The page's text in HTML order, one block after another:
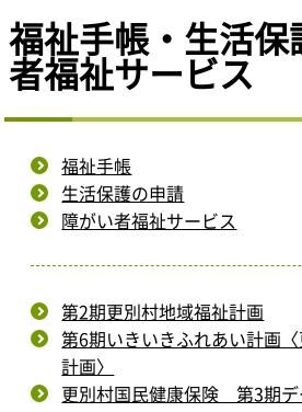
福祉手帳・生活保
者福祉サービス
福祉手帳
生活保護の申請
障がい者福祉サービス
第2期更別村地域福祉計画
第6期いきいきふれあい計画
計画〉
更別村国民健康保険 第3期デ